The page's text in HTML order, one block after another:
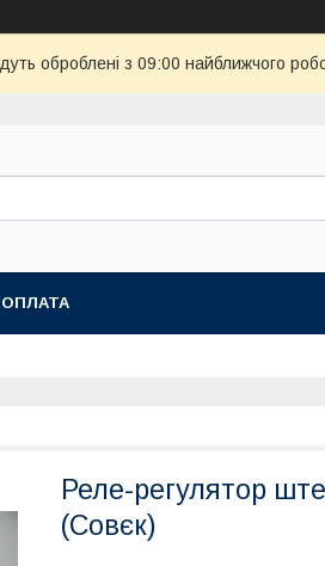
оброблені з 09:00 найближчого
Реле-регулятор
(Совєк)